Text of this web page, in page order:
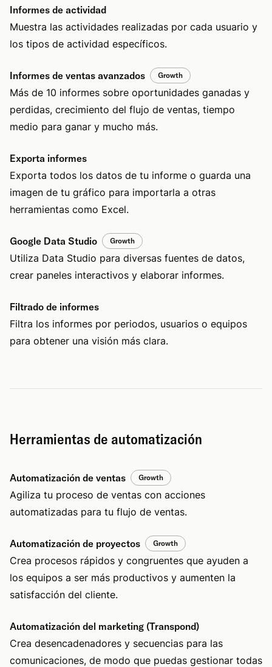
Informes de actividad
Muestra las actividades realizadas por cada usuario y
los tipos de actividad específicos.
Informes de ventas avanzados Growth
Más de 10 informes sobre oportunidades ganadas y
perdidas, crecimiento del flujo de ventas, tiempo
medio para ganar y mucho más.
Exporta informes
Exporta todos los datos de tu informe o guarda una
imagen de tu gráfico para importarla a otras
herramientas como Excel.
Google Data Studio Growth
Utiliza Data Studio para diversas fuentes de datos,
crear paneles interactivos y elaborar informes.
Filtrado de informes
Filtra los informes por periodos, usuarios o equipos
para obtener una visión más clara.
Herramientas de automatización
Automatización de ventas Growth
Agiliza tu proceso de ventas con acciones
automatizadas para tu flujo de ventas.
Automatización de proyectos Growth
Crea procesos rápidos y congruentes que ayuden a
los equipos a ser más productivos y aumenten la
satisfacción del cliente.
Automatización del marketing (Transpond)
Crea desencadenadores y secuencias para las
comunicaciones, de modo que puedas gestionar todas